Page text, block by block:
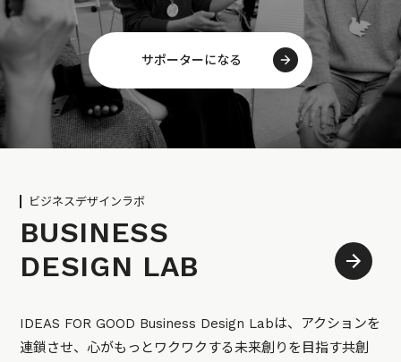
サポーターになる
ビジネスデザインラボ
BUSINESS
DESIGN LAB
IDEAS FOR GOOD Business Design Labは、アクションを
連鎖させ、心がもっとワクワクする未来創りを目指す共創